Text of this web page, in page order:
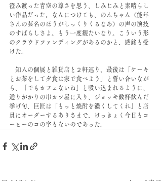
澄み渡った青空の尊さを思う、しみじみと素晴らし
い作品だった。なんにつけても、のんちゃん（能年
さんの芸名のほうがしっくりくるなあ）の声の演技
のすばらしさよ。もう一度観たいなり。こういう形
のクラウドファンディングがあるのかと、感銘も受
けた。
知人の個展と雑貨店と２軒巡り、最後は「ケーキ
とお茶をして夕食は家で食べよう」と誓い合いなが
ら、「でもカフェないね」と吸い込まれるように、
通りがかりの串カツ屋に入り、ジョッキ数杯飲んだ
挙げ句、巨匠は「もっと焼酎を濃くしてくれ」と店
員にオーダーするありさまで、けっきょく今日もコ
ーヒーのコの字もないのであった。